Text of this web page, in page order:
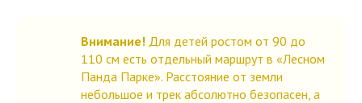
Внимание! Для детей ростом от 90 до
110 см есть отдельный маршрут в «Лесном
Панда Парке». Расстояние от земли
небольшое и трек абсолютно безопасен, а